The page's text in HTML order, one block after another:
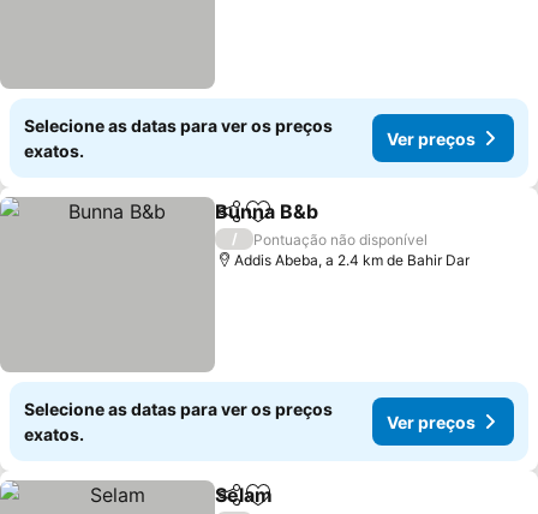
Selecione as datas para ver os preços
exatos.
Ver preços
PartilharAdicionar aos favoritos
Bunna B&b
/
Pontuação não disponível
Addis Abeba, a 2.4 km de Bahir Dar
Selecione as datas para ver os preços
exatos.
Ver preços
PartilharAdicionar aos favoritos
Selam